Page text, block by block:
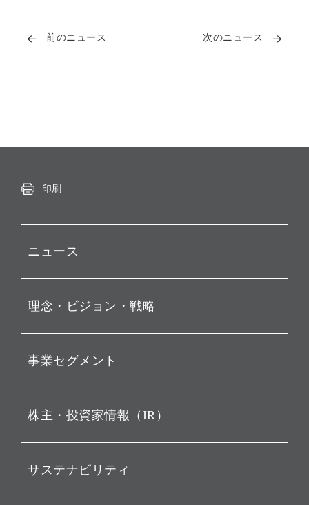
前のニュース 次のニュース
印刷
ニュース
お知らせ
動画配信
理念・ビジョン・戦略
経営理念
ビジョン
戦略
バリュー
ソフトバンクグループの歩
事業セグメント
ソフトバンク・ビジョン・
株主・投資家情報（IR）
IRカレンダー
サステナビリティ